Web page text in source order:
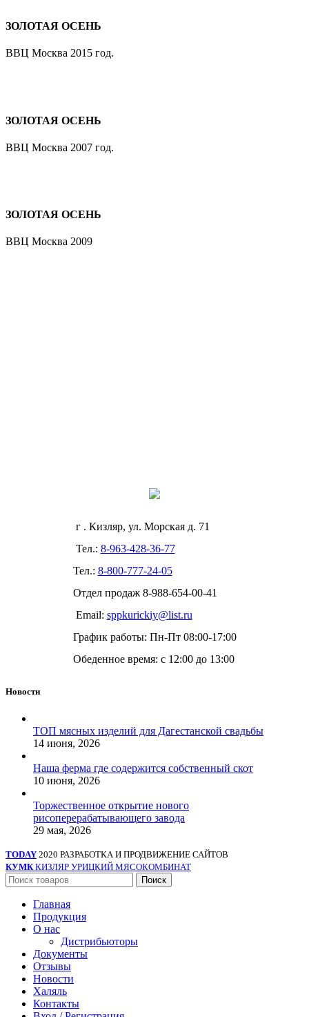
ЗОЛОТАЯ ОСЕНЬ
ВВЦ Москва 2015 год.
ЗОЛОТАЯ ОСЕНЬ
ВВЦ Москва 2007 год.
ЗОЛОТАЯ ОСЕНЬ
ВВЦ Москва 2009
г . Кизляр, ул. Морская д. 71
Тел.: 8-963-428-36-77
Тел.: 8-800-777-24-05
Отдел продаж 8-988-654-00-41
Email: sppkurickiy@list.ru
График работы: Пн-Пт 08:00-17:00
Обеденное время: с 12:00 до 13:00
Новости
ТОП мясных изделий для Дагестанской свадьбы
14 июня, 2026
Наша ферма где содержится собственный скот
10 июня, 2026
Торжественное открытие нового
рисоперерабатывающего завода
29 мая, 2026
TODAY 2020 РАЗРАБОТКА И ПРОДВИЖЕНИЕ САЙТОВ
КУМК КИЗЛЯР УРИЦКИЙ МЯСОКОМБИНАТ
Поиск
Главная
Продукция
О нас
Дистрибьюторы
Документы
Отзывы
Новости
Халяль
Контакты